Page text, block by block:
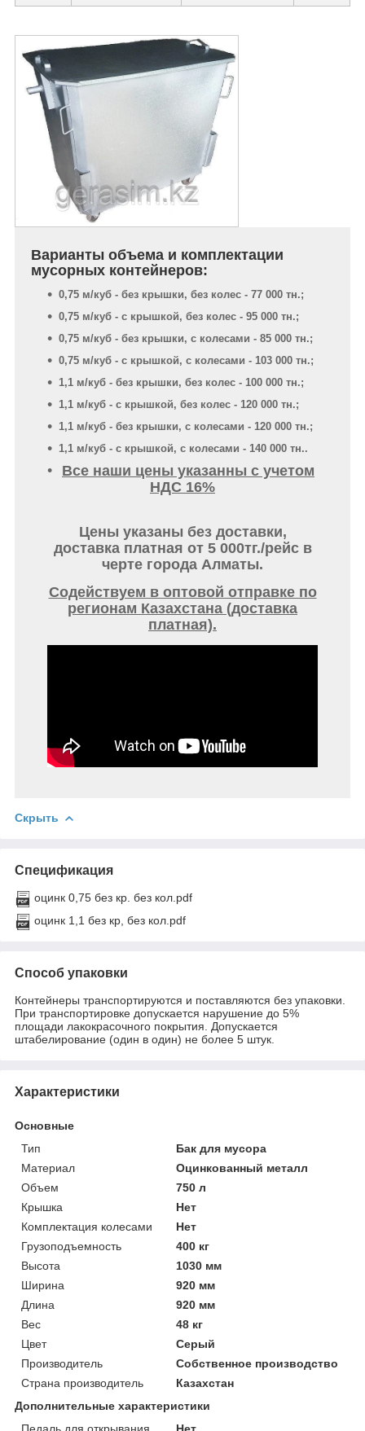
Варианты объема и комплектации
мусорных контейнеров:
0,75 м/куб - без крышки, без колес - 77 000 тн.;
0,75 м/куб - с крышкой, без колес - 95 000 тн.;
0,75 м/куб - без крышки, с колесами - 85 000 тн.;
0,75 м/куб - с крышкой, с колесами - 103 000 тн.;
1,1 м/куб - без крышки, без колес - 100 000 тн.;
1,1 м/куб - с крышкой, без колес - 120 000 тн.;
1,1 м/куб - без крышки, с колесами - 120 000 тн.;
1,1 м/куб - с крышкой, с колесами - 140 000 тн..
Все наши цены указанны с учетом
НДС 16%
Цены указаны без доставки,
доставка платная от 5 000тг./рейс в
черте города Алматы.
Содействуем в оптовой отправке по
регионам Казахстана (доставка
платная).
Скрыть
Спецификация
оцинк 0,75 без кр. без кол.pdf
оцинк 1,1 без кр, без кол.pdf
Способ упаковки
Контейнеры транспортируются и поставляются без упаковки.
При транспортировке допускается нарушение до 5%
площади лакокрасочного покрытия. Допускается
штабелирование (один в один) не более 5 штук.
Характеристики
Основные
Тип
Бак для мусора
Материал
Оцинкованный металл
Объем
750 л
Крышка
Нет
Комплектация колесами
Нет
Грузоподъемность
400 кг
Высота
1030 мм
Ширина
920 мм
Длина
920 мм
Вес
48 кг
Цвет
Серый
Производитель
Собственное производство
Страна производитель
Казахстан
Дополнительные характеристики